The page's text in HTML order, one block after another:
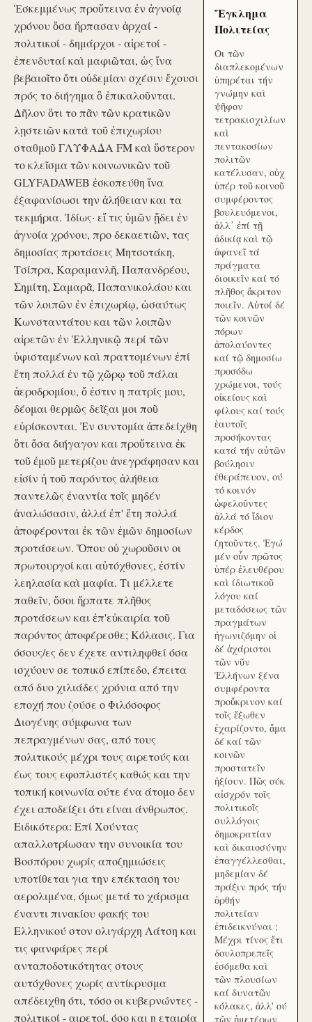
Ἐσκεμμένως προὔτεινα ἐν ἀγνοίᾳ
χρόνου ὅσα ἥρπασαν ἀρχαί -
πολιτικοί - δημάρχοι - αἱρετοί -
ἐπενδυταί καὶ μαφιῶται, ὡς ἵνα
βεβαιοῖτο ὅτι οὐδεμίαν σχέσιν ἔχουσι
πρός το διήγημα ὃ ἐπικαλοῦνται.
Δῆλον ὅτι το πᾶν τῶν κρατικῶν
λῃστειῶν κατὰ τοῦ ἐπιχωρίου
σταθμοῦ ΓΛΥΦΑΔΑ FM καὶ ὕστερον
το κλεῖσμα τῶν κοινωνικῶν τοῦ
GLYFADAWEB ἐσκοπεύθη ἵνα
ἐξαφανίσωσι την ἀλήθειαν και τα
τεκμήρια. Ἰδίως· εἴ τις ὑμῶν ᾔδει ἐν
ἀγνοία χρόνου, προ δεκαετιῶν, τας
δημοσίας προτάσεις Μητσοτάκη,
Τσίπρα, Καραμανλῆ, Παπανδρέου,
Σημίτη, Σαμαρᾶ, Παπανικολάου και
τῶν λοιπῶν ἐν ἐπιχωρίῳ, ὡσαύτως
Κωνσταντάτου και τῶν λοιπῶν
αἱρετῶν ἐν Ἑλληνικῷ περί τῶν
ὑφισταμένων καὶ πραττομένων ἐπί
ἔτη πολλά ἐν τῷ χῶρῳ τοῦ πάλαι
ἀεροδρομίου, ὅ ἐστιν η πατρίς μου,
δέομαι θερμῶς δεῖξαι μοι ποῦ
εὑρίσκονται. Ἐν συντομία ἀπεδείχθη
ὅτι ὅσα διήγαγον και προὔτεινα ἐκ
τοῦ ἐμοῦ μετερίζου ἀνεγράφησαν και
εἰσίν ἡ τοῦ παρόντος ἀλήθεια
παντελῶς ἐναντία τοῖς μηδέν
ἀναλώσασιν, ἀλλά ἐπ' ἔτη πολλά
ἀποφέρονται ἐκ τῶν ἐμῶν δημοσίων
προτάσεων. Ὅπου οὐ χωροῦσιν οι
πρωτουργοί και αὐτόχθονες, ἐστίν
λεηλασία καὶ μαφία. Τι μέλλετε
παθεῖν, ὅσοι ἥρπατε πλῆθος
προτάσεων και ἐπ'εὐκαιρία τοῦ
παρόντος ἀποφέρεσθε; Κόλασις. Για
όσους/ες δεν έχετε αντιληφθεί όσα
ισχύουν σε τοπικό επίπεδο, έπειτα
από δυο χιλιάδες χρόνια από την
εποχή που ζούσε ο Φιλόσοφος
Διογένης σύμφωνα των
πεπραγμένων σας, από τους
πολιτικούς μέχρι τους αιρετούς και
έως τους εφοπλιστές καθώς και την
τοπική κοινωνία ούτε ένα άτομο δεν
έχει αποδείξει ότι είναι άνθρωπος.
Ειδικότερα: Επί Χούντας
απαλλοτρίωσαν την συνοικία του
Βοσπόρου χωρίς αποζημιώσεις
υποτίθεται για την επέκταση του
αερολιμένα, όμως μετά το χάρισμα
έναντι πινακίου φακής του
Ελληνικού στον ολιγάρχη Λάτση και
τις φανφάρες περί
ανταποδοτικότητας στους
αυτόχθονες χωρίς αντίκρυσμα
απέδειχθη ότι, τόσο οι κυβερνώντες -
πολιτικοί - αιρετοί, όσο και η εταιρία
Ἔγκλημα
Πολιτείας
Οι τῶν
διαπλεκομένων
ὑπηρέται τήν
γνώμην καὶ
ψῆφον
τετρακισχιλίων
καὶ
πεντακοσίων
πολιτῶν
κατέλυσαν, οὐχ
ὑπέρ τοῦ κοινοῦ
συμφέροντος
βουλευόμενοι,
ἀλλ᾽ ἐπί τῇ
ἀδικίᾳ καὶ τῷ
ἀφανεῖ τά
πράγματα
διοικεῖν καί τό
πλῆθος ἄκριτον
ποιεῖν. Αὐτοί δέ
τῶν κοινῶν
πόρων
ἀπολαύοντες
καί τῷ δημοσίω
προσόδω
χρώμενοι, τούς
οἰκείους καὶ
φίλους καί τούς
ἑαυτοῖς
προσήκοντας
κατά τήν αὑτῶν
βούλησιν
ἐθεράπευον, ού
τό κοινόν
ὠφελοῦντες
ἀλλά τό ἴδιον
κέρδος
ζητοῦντες. Ἐγώ
μέν οὖν πρῶτος
ὑπέρ ἐλευθέρου
καὶ ίδιωτικοῦ
λόγου καί
μεταδόσεως τῶν
πραγμάτων
ἠγωνιζόμην οἱ
δέ ἀχάριστοι
τῶν νῦν
Ἑλλήνων ξένα
συμφέροντα
προὔκρινον καί
τοῖς ἔξωθεν
ἐχαρίζοντο, ἅμα
δέ καί τῶν
κοινῶν
προστατεῖν
ἠξίουν. Πῶς ούκ
αἰσχρόν τοῖς
πολιτικοῖς
συλλόγοις
δημοκρατίαν
καὶ δικαιοσύνην
ἐπαγγέλλεσθαι,
μηδεμίαν δέ
πράξιν πρός τήν
ὀρθήν
πολιτείαν
ἐπιδεικνύναι ;
Μέχρι τίνος ἔτι
δουλοπρεπεῖς
ἐσόμεθα καὶ
τῶν πλουσίων
καί δυνατῶν
κόλακες, ἀλλ' ού
τῶν ἡμετέρων